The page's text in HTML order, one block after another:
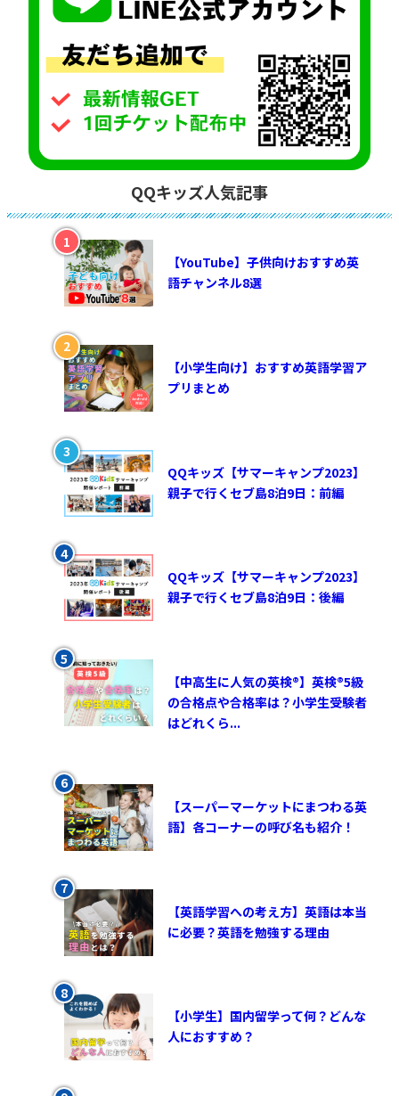
QQキッズ人気記事
【YouTube】子供向けおすすめ英
語チャンネル8選
【小学生向け】おすすめ英語学習ア
プリまとめ
QQキッズ【サマーキャンプ2023】
親子で行くセブ島8泊9日：前編
QQキッズ【サマーキャンプ2023】
親子で行くセブ島8泊9日：後編
【中高生に人気の英検®︎】英検®︎5級
の合格点や合格率は？小学生受験者
はどれくら...
【スーパーマーケットにまつわる英
語】各コーナーの呼び名も紹介！
【英語学習への考え方】英語は本当
に必要？英語を勉強する理由
【小学生】国内留学って何？どんな
人におすすめ？